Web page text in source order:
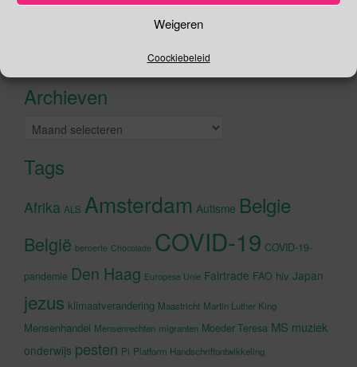
Weigeren
Coockiebeleid
Recente tweetsKlik om marketing cookies te
accepteren en deze inhoud in te
Archieven
Archieven
Tags
Afrika ALS Amsterdam Autisme Belgie
België beroerte Chocolade COVID-19 COVID-19-
pandemie Den Haag Europese Unie Fairtrade FAO hiv Japan
jezus klimaatverandering Maastricht Martin Luther King
Mensenhandel Mensenrechten migranten Moeder Teresa MS muziek
onderwijs pesten Pi Platform Handschriftontwikkeling